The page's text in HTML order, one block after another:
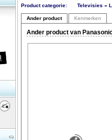
Product categorie: Televisies »
Ander product Kenmerken
Ander product van